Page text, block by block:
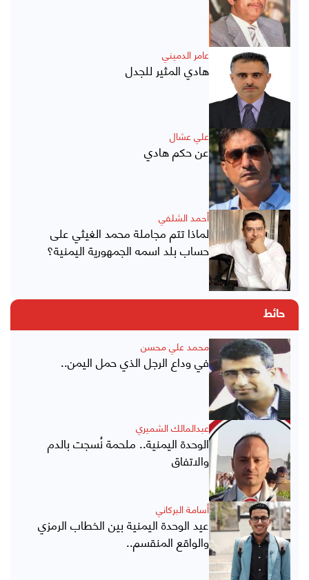
عامر الدميني
هادي المثير للجدل
علي عشال
عن حكم هادي
أحمد الشلفي
لماذا تتم مجاملة محمد الغيثي على
حساب بلد اسمه الجمهورية اليمنية؟
حائط
محمد علي محسن
في وداع الرجل الذي حمل اليمن..
عبدالمالك الشميري
الوحدة اليمنية.. ملحمة نُسجت بالدم
والاتفاق
أسامة البركاني
عيد الوحدة اليمنية بين الخطاب الرمزي
والواقع المنقسم..